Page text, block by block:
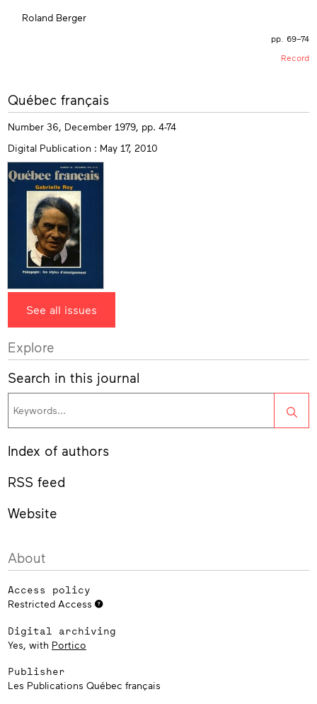
Roland Berger
pp. 69–74
Record
More
info
Québec français
Number 36, December 1979, pp. 4-74
Digital Publication : May 17, 2010
See all issues
Explore
Search in this journal
Index of authors
RSS feed
Website
About
Access policy
Restricted Access
Digital archiving
Yes, with Portico
Publisher
Les Publications Québec français